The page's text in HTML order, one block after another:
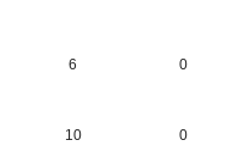
6 0
10 0